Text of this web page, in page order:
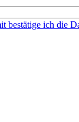
bestätige ich die